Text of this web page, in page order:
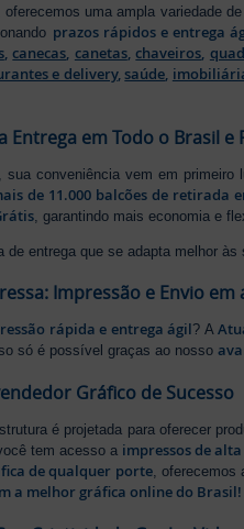
oferecemos uma ampla variedade
prazos rápidos e entrega
,canecas, canetas,chaveiros,
e delivery, saúde,
Entrega em Todo o Brasil e
, sua conveniência vem em primeiro
de 11.000 balcões de retirada
, garantindo mais economia e
de entrega que se adapta melhor
Impressão e Envio em
rápida e entrega ágil? A
só é possível graças ao nosso
Gráfico de Sucesso
é projetada para oferecer
tem acesso a impressos de
de qualquer porte, oferecemos
a melhor gráfica online do Brasil!